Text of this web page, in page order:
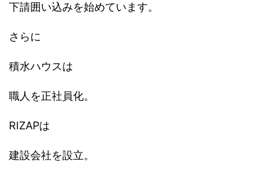
下請囲い込みを始めています。
さらに
積水ハウスは
職人を正社員化。
RIZAPは
建設会社を設立。